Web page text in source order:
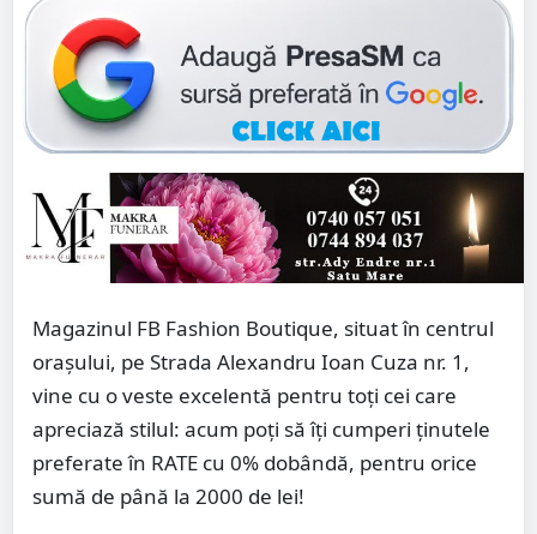
Magazinul FB Fashion Boutique, situat în centrul
orașului, pe Strada Alexandru Ioan Cuza nr. 1,
vine cu o veste excelentă pentru toți cei care
apreciază stilul: acum poți să îți cumperi ținutele
preferate în RATE cu 0% dobândă, pentru orice
sumă de până la 2000 de lei!